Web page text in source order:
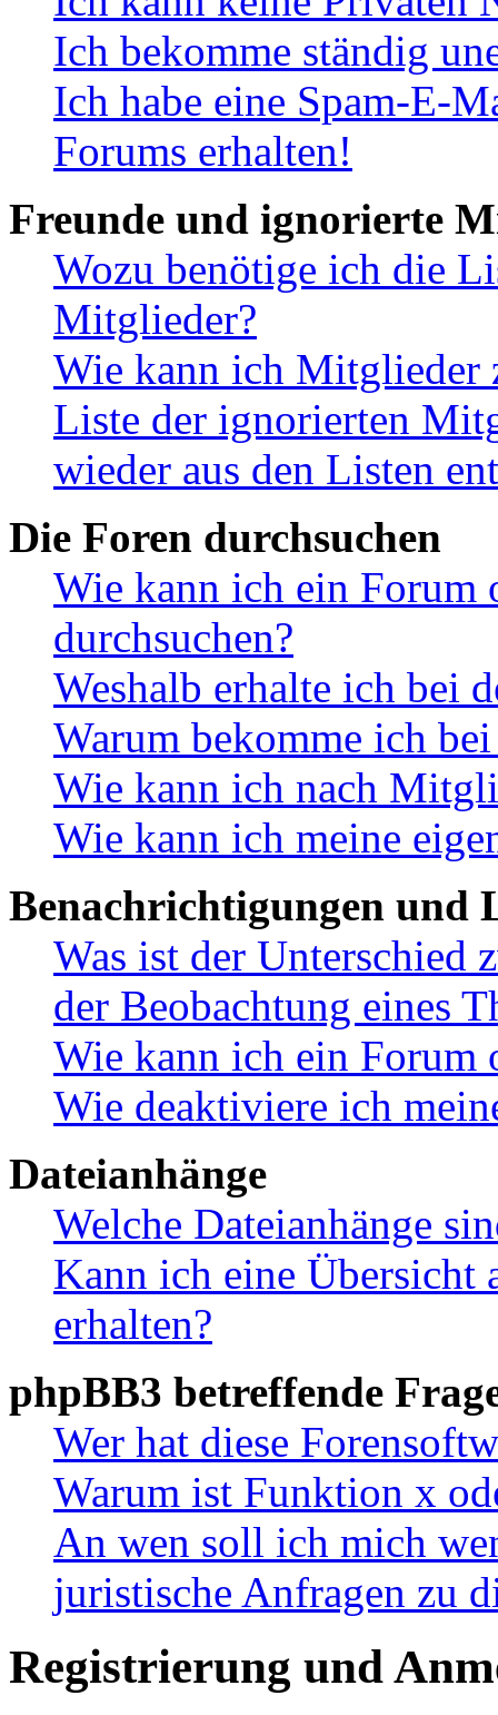
Ich bekomme ständig
Ich habe eine Spam-E-
Forums erhalten!
Freunde und ignorierte
Wozu benötige ich die
Mitglieder?
Wie kann ich Mitglieder
Liste der ignorierten
wieder aus den Listen
Die Foren durchsuchen
Wie kann ich ein Forum
durchsuchen?
Weshalb erhalte ich bei
Warum bekomme ich
Wie kann ich nach
Wie kann ich meine
Benachrichtigungen und
Was ist der Unterschied
der Beobachtung eines
Wie kann ich ein Forum
Wie deaktiviere ich
Dateianhänge
Welche Dateianhänge
Kann ich eine Übersicht
erhalten?
phpBB3 betreffende
Wer hat diese
Warum ist Funktion x
An wen soll ich mich
juristische Anfragen zu
Registrierung und